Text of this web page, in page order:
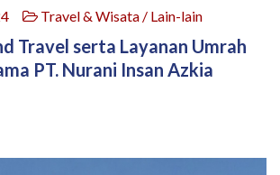
Travel & Wisata / Lain-lain
Travel serta Layanan Umrah
PT. Nurani Insan Azkia